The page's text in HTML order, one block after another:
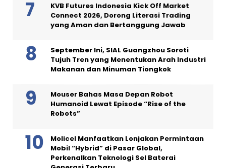
KVB Futures Indonesia Kick Off Market
Connect 2026, Dorong Literasi Trading
yang Aman dan Bertanggung Jawab
September Ini, SIAL Guangzhou Soroti
Tujuh Tren yang Menentukan Arah Industri
Makanan dan Minuman Tiongkok
Mouser Bahas Masa Depan Robot
Humanoid Lewat Episode “Rise of the
Robots”
Molicel Manfaatkan Lonjakan Permintaan
Mobil “Hybrid” di Pasar Global,
Perkenalkan Teknologi Sel Baterai